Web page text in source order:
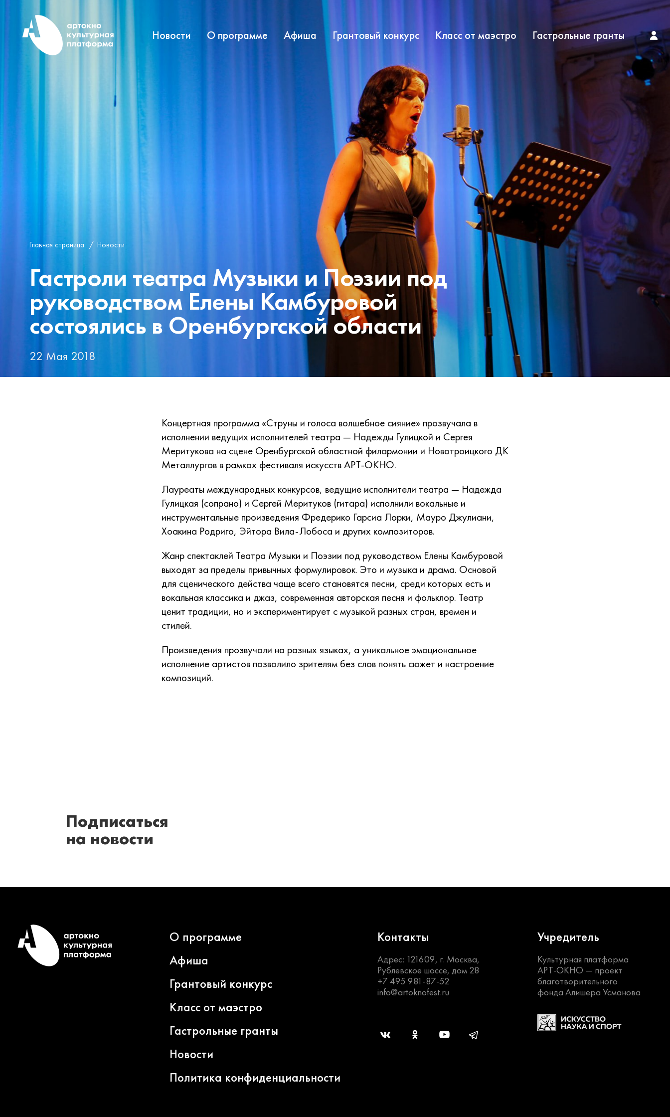
Новости О программе Афиша Грантовый конкурс Класс от маэстро Гастрольные гранты
Главная страница / Новости
Гастроли театра Музыки и Поэзии под
руководством Елены Камбуровой
состоялись в Оренбургской области
22 Мая 2018
Концертная программа «Струны и голоса волшебное сияние» прозвучала в
исполнении ведущих исполнителей театра — Надежды Гулицкой и Сергея
Меритукова на сцене Оренбургской областной филармонии и Новотроицкого ДК
Металлургов в рамках фестиваля искусств АРТ-ОКНО.
Лауреаты международных конкурсов, ведущие исполнители театра — Надежда
Гулицкая (сопрано) и Сергей Меритуков (гитара) исполнили вокальные и
инструментальные произведения Фредерико Гарсиа Лорки, Мауро Джулиани,
Хоакина Родриго, Эйтора Вила-Лобоса и других композиторов.
Жанр спектаклей Театра Музыки и Поэзии под руководством Елены Камбуровой
выходят за пределы привычных формулировок. Это и музыка и драма. Основой
для сценического действа чаще всего становятся песни, среди которых есть и
вокальная классика и джаз, современная авторская песня и фольклор. Театр
ценит традиции, но и экспериментирует с музыкой разных стран, времен и
стилей.
Произведения прозвучали на разных языках, а уникальное эмоциональное
исполнение артистов позволило зрителям без слов понять сюжет и настроение
композиций.
Подписаться
на новости
О программе
Афиша
Грантовый конкурс
Класс от маэстро
Гастрольные гранты
Новости
Политика конфиденциальности
Контакты
Адрес: 121609, г. Москва,
Рублевское шоссе, дом 28
+7 495 981-87-52
info@artoknofest.ru
Учредитель
Культурная платформа
АРТ-ОКНО — проект
благотворительного
фонда Алишера Усманова